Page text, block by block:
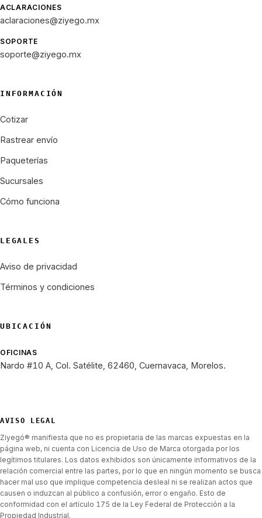
ACLARACIONES
aclaraciones@ziyego.mx
SOPORTE
soporte@ziyego.mx
INFORMACIÓN
Cotizar
Rastrear envío
Paqueterías
Sucursales
Cómo funciona
LEGALES
Aviso de privacidad
Términos y condiciones
UBICACIÓN
OFICINAS
Nardo #10 A, Col. Satélite, 62460, Cuernavaca, Morelos.
AVISO LEGAL
Ziyegó® manifiesta que no es propietaria de las marcas expuestas en la
página web, ni cuenta con Licencia de Uso de Marca otorgada por los
legítimos titulares. Los datos exhibidos son únicamente informativos de la
relación comercial entre las partes, por lo que en ningún momento se busca
hacer mal uso que implique competencia desleal ni se realizan actos que
causen o induzcan al público a confusión, error o engaño. Esto de
conformidad con el artículo 175 de la Ley Federal de Protección a la
Propiedad Industrial.